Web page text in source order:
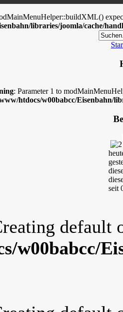
libraries/joomla/cache/
: Parameter 1 to
htdocs/w00babcc/Eisenbahn/
seit
default
w00babcc/